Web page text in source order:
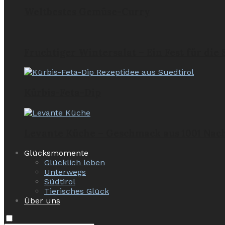
Glücksmomente
Glücklich leben
Unterwegs
Südtirol
Tierisches Glück
Über uns